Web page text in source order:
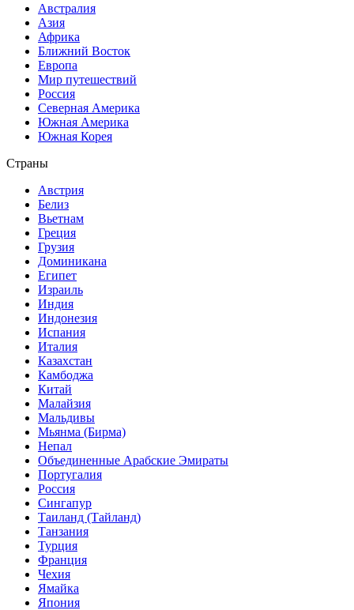
Австралия
Азия
Африка
Ближний Восток
Европа
Мир путешествий
Россия
Северная Америка
Южная Америка
Южная Корея
Страны
Австрия
Белиз
Вьетнам
Греция
Грузия
Доминикана
Египет
Израиль
Индия
Индонезия
Испания
Италия
Казахстан
Камбоджа
Китай
Малайзия
Мальдивы
Мьянма (Бирма)
Непал
Объединенные Арабские Эмираты
Португалия
Россия
Сингапур
Таиланд (Тайланд)
Танзания
Турция
Франция
Чехия
Ямайка
Япония